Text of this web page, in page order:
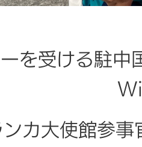
を受ける駐
カ大使館参